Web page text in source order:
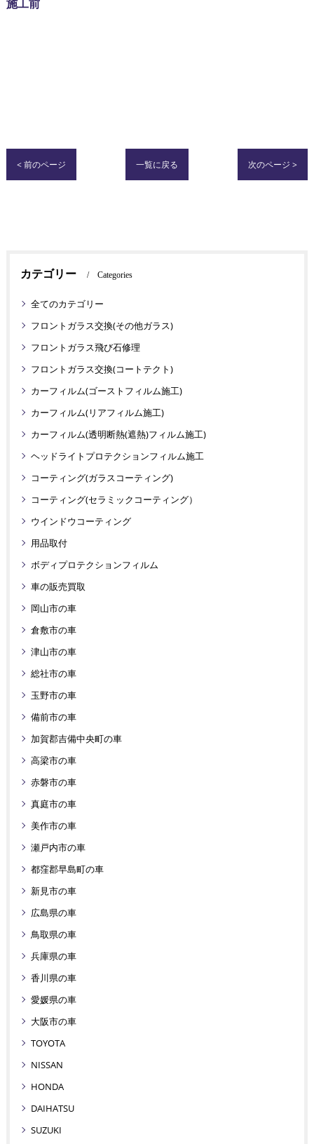
施工前
< 前のページ 一覧に戻る 次のページ >
カテゴリー Categories
全てのカテゴリー
フロントガラス交換(その他ガラス)
フロントガラス飛び石修理
フロントガラス交換(コートテクト)
カーフィルム(ゴーストフィルム施工)
カーフィルム(リアフィルム施工)
カーフィルム(透明断熱(遮熱)フィルム施工)
ヘッドライトプロテクションフィルム施工
コーティング(ガラスコーティング)
コーティング(セラミックコーティング）
ウインドウコーティング
用品取付
ボディプロテクションフィルム
車の販売買取
岡山市の車
倉敷市の車
津山市の車
総社市の車
玉野市の車
備前市の車
加賀郡吉備中央町の車
高梁市の車
赤磐市の車
真庭市の車
美作市の車
瀬戸内市の車
都窪郡早島町の車
新見市の車
広島県の車
鳥取県の車
兵庫県の車
香川県の車
愛媛県の車
大阪市の車
TOYOTA
NISSAN
HONDA
DAIHATSU
SUZUKI